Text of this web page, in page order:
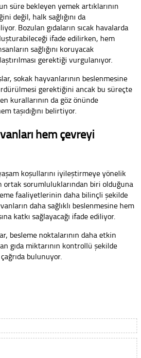
süre bekleyen yemek artıklarının
değil, halk sağlığını da
Bozulan gıdaların sıcak havalarda
ifade edilirken, hem
sağlığını koruyacak
gerektiği vurgulanıyor.
sokak hayvanlarının beslenmesine
gerektiğini ancak bu süreçte
kurallarının da göz önünde
taşıdığını belirtiyor.
hem çevreyi
koşullarını iyileştirmeye yönelik
ortak sorumluluklarından biri olduğuna
faaliyetlerinin daha bilinçli şekilde
daha sağlıklı beslenmesine hem
katkı sağlayacağı ifade ediliyor.
besleme noktalarının daha etkin
gıda miktarının kontrollü şekilde
bulunuyor.